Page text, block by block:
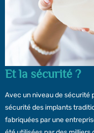
Et la sécurité ?
Avec un niveau de sécurité
sécurité des implants
fabriquées par une